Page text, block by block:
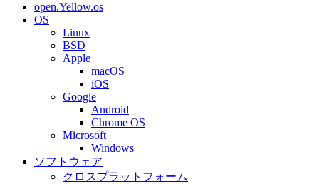
open.Yellow.os
OS
Linux
BSD
Apple
macOS
iOS
Google
Android
Chrome OS
Microsoft
Windows
ソフトウェア
クロスプラットフォーム